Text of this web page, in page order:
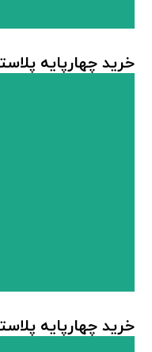
خرید چهارپایه پلاستیکی
خرید چهارپایه